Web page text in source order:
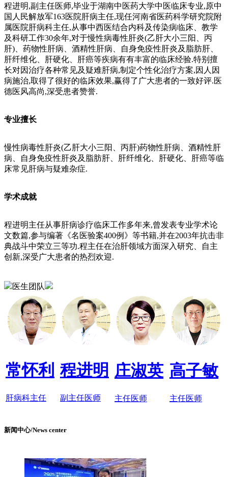
程进明,副主任医师,毕业于湖南中医药大学中医临床专业,原中
国人民解放军163医院肝病主任,现任河南省医药科学研究院附
属医院肝病科主任,从事中西医结合内科及传染病临床、教学
及科研工作30余年,对于慢性病毒性肝炎(乙肝大小三阳、丙
肝)、药物性肝病、酒精性肝病、自身免疫性肝炎及脂肪肝、
肝纤维化、肝硬化、肝癌等疾病有有丰富的临床经验.特别擅
长对因治疗各种常见及疑难肝病,制定个性化治疗方案,因人因
病施治,取得了很好的临床效果,赢得了广大患者的一致好评.医
德医风高尚,深受患者赞誉.
专业擅长
慢性病毒性肝炎(乙肝大小三阳、丙肝)药物性肝病、酒精性肝
病、自身免疫性肝炎及脂肪肝、肝纤维化、肝硬化、肝癌等临
床常见肝病与疑难杂症.
学术成就
程进明主任从事肝病诊疗临床工作多年来,曾发表专业学术论
文数篇,参与编著《名医验案400例》等书籍,并在2003年抗击非
典战斗中荣立三等功.程主任在治肝领域方面深入研究、自主
创新,深受广大患者的热烈欢迎.
医生团队
常怀利
肝病科主任
程进明
副主任医师
庄淑英
主任医师
高子敏
主任医师
新闻中心/News center